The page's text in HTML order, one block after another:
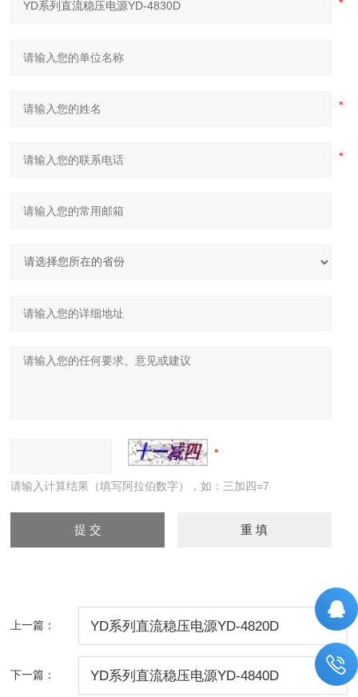
请输入计算结果（填写阿拉伯数字），如：三加四=7
上一篇： YD系列直流稳压电源YD-4820D
下一篇： YD系列直流稳压电源YD-4840D